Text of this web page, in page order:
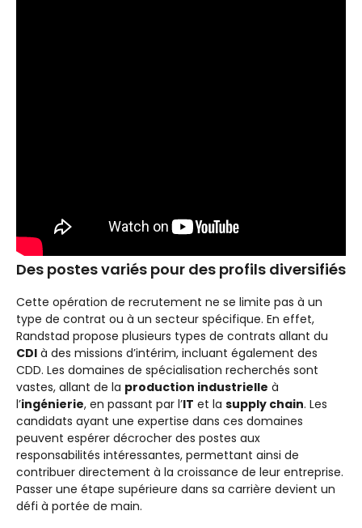
Des postes variés pour des profils diversifiés
Cette opération de recrutement ne se limite pas à un
type de contrat ou à un secteur spécifique. En effet,
Randstad propose plusieurs types de contrats allant du
CDI à des missions d’intérim, incluant également des
CDD. Les domaines de spécialisation recherchés sont
vastes, allant de la production industrielle à
l’ingénierie, en passant par l’IT et la supply chain. Les
candidats ayant une expertise dans ces domaines
peuvent espérer décrocher des postes aux
responsabilités intéressantes, permettant ainsi de
contribuer directement à la croissance de leur entreprise.
Passer une étape supérieure dans sa carrière devient un
défi à portée de main.